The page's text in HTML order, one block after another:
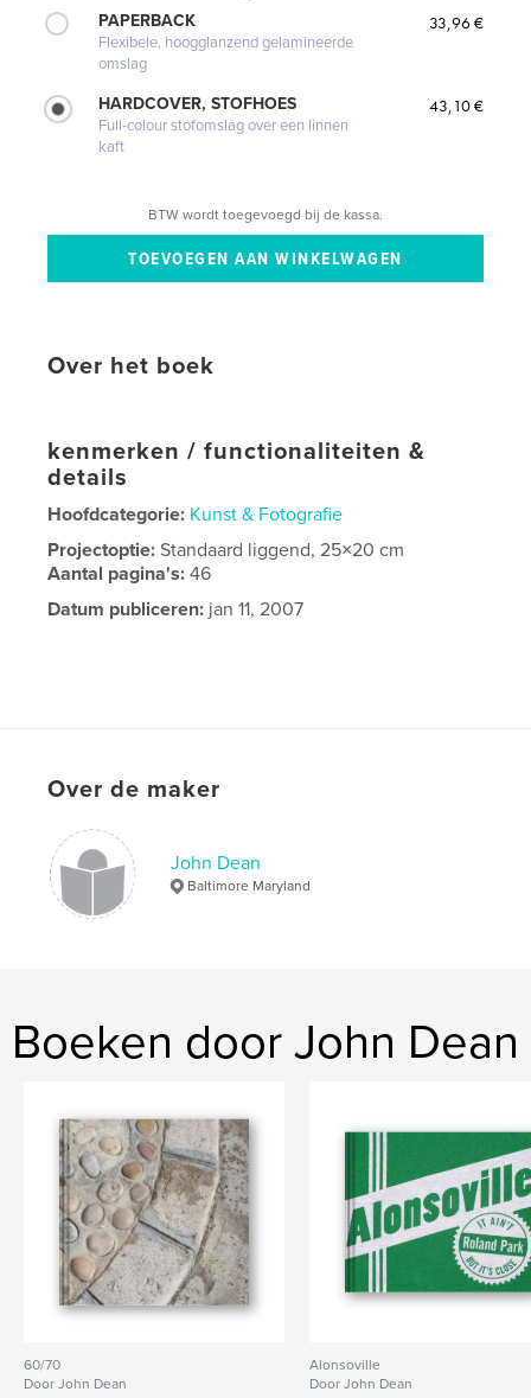
PAPERBACK
Flexibele, hoogglanzend gelamineerde
omslag
33,96 €
HARDCOVER, STOFHOES
Full-colour stofomslag over een linnen
kaft
43,10 €
BTW wordt toegevoegd bij de kassa.
Over het boek
kenmerken / functionaliteiten &
details
Hoofdcategorie: Kunst & Fotografie
Projectoptie:Standaard liggend, 25×20 cm
Aantal pagina's:46
Datum publiceren: jan 11, 2007
Over de maker
John Dean
Baltimore Maryland
Boeken door John Dean
60/70
Door John Dean
Alonsoville
Door John Dean